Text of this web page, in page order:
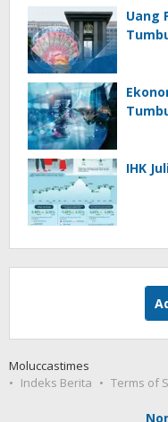
Uang
IHK
Moluccastimes
Indeks Berita
Terms of